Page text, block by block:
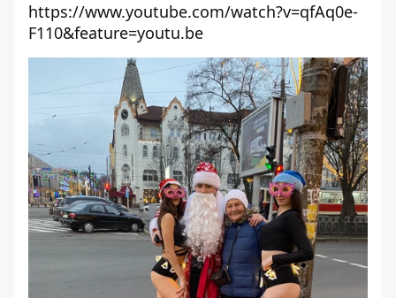
https://www.youtube.com/watch?v=qfAq0e-
F110&feature=youtu.be